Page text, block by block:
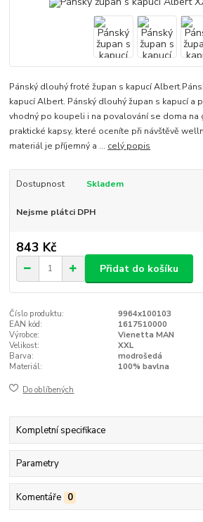
Pánský dlouhý froté župan s kapucí
kapucí Albert. Pánský dlouhý župan s kapucí a
vhodný po koupeli i na povalování se doma na
praktické kapsy, které oceníte při návštěvě
materiál je příjemný a ... celý popis
Dostupnost Skladem
Nejsme plátci DPH
843 Kč
Přidat do košíku
Číslo produktu:
9964x100103
EAN kód:
1617510000
Výrobce:
Vienetta MAN
Velikost:
XXL
Barva:
modrošedá
Materiál:
100% bavlna
Do oblíbených
Kompletní specifikace
Parametry
Komentáře 0